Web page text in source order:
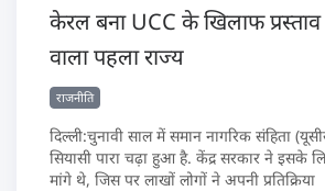
केरल बना UCC के खिलाफ
वाला पहला राज्य
राजनीति
दिल्ली:चुनावी साल में समान नागरिक संहिता
सियासी पारा चढ़ा हुआ है. केंद्र सरकार ने इसके
मांगे थे, जिस पर लाखों लोगों ने अपनी प्रतिक्रिया